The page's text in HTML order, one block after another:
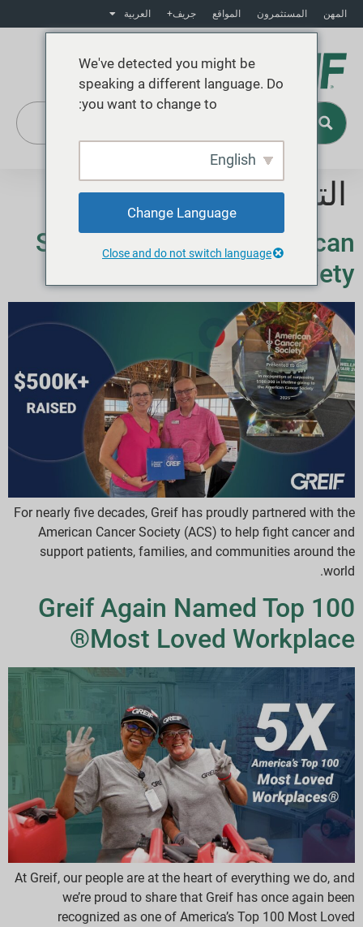
المهن المستثمرون المواقع جريف+ العربية
التصنيف:مجتمع
Standing with the American
Cancer Society
For nearly five decades, Greif has proudly partnered with the
American Cancer Society (ACS) to help fight cancer and
support patients, families, and communities around the
world.
Greif Again Named Top 100
Most Loved Workplace®
At Greif, our people are at the heart of everything we do, and
we’re proud to share that Greif has once again been
recognized as one of America’s Top 100 Most Loved
We've detected you might be
speaking a different language. Do
you want to change to:
English
Change Language
Close and do not switch language